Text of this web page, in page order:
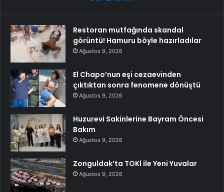
Restoran mutfağında skandal
görüntü! Hamuru böyle hazırladılar
Ağustos 9, 2026
El Chapo’nun eşi cezaevinden
çıktıktan sonra fenomene dönüştü
Ağustos 9, 2026
Huzurevi Sakinlerine Bayram Öncesi
Bakım
Ağustos 9, 2026
Zonguldak’ta TOKİ ile Yeni Yuvalar
Ağustos 9, 2026